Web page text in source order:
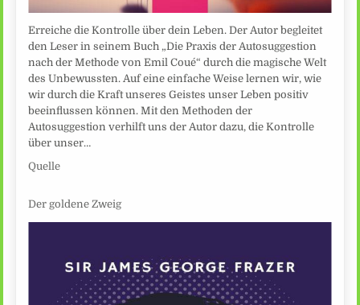
Erreiche die Kontrolle über dein Leben. Der Autor begleitet
den Leser in seinem Buch „Die Praxis der Autosuggestion
nach der Methode von Emil Coué“ durch die magische Welt
des Unbewussten. Auf eine einfache Weise lernen wir, wie
wir durch die Kraft unseres Geistes unser Leben positiv
beeinflussen können. Mit den Methoden der
Autosuggestion verhilft uns der Autor dazu, die Kontrolle
über unser…
Quelle
Der goldene Zweig